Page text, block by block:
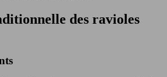
des ravioles